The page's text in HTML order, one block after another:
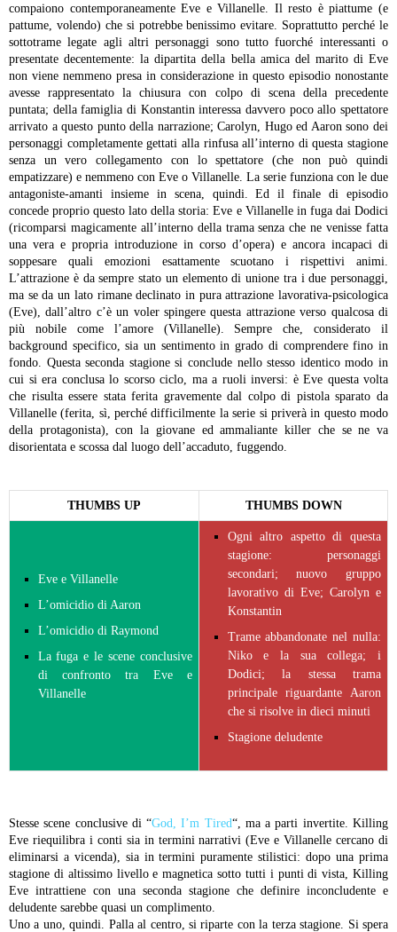
compaiono contemporaneamente Eve e Villanelle. Il resto è piattume (e
pattume, volendo) che si potrebbe benissimo evitare. Soprattutto perché le
sottotrame legate agli altri personaggi sono tutto fuorché interessanti o
presentate decentemente: la dipartita della bella amica del marito di Eve
non viene nemmeno presa in considerazione in questo episodio nonostante
avesse rappresentato la chiusura con colpo di scena della precedente
puntata; della famiglia di Konstantin interessa davvero poco allo spettatore
arrivato a questo punto della narrazione; Carolyn, Hugo ed Aaron sono dei
personaggi completamente gettati alla rinfusa all’interno di questa stagione
senza un vero collegamento con lo spettatore (che non può quindi
empatizzare) e nemmeno con Eve o Villanelle. La serie funziona con le due
antagoniste-amanti insieme in scena, quindi. Ed il finale di episodio
concede proprio questo lato della storia: Eve e Villanelle in fuga dai Dodici
(ricomparsi magicamente all’interno della trama senza che ne venisse fatta
una vera e propria introduzione in corso d’opera) e ancora incapaci di
soppesare quali emozioni esattamente scuotano i rispettivi animi.
L’attrazione è da sempre stato un elemento di unione tra i due personaggi,
ma se da un lato rimane declinato in pura attrazione lavorativa-psicologica
(Eve), dall’altro c’è un voler spingere questa attrazione verso qualcosa di
più nobile come l’amore (Villanelle). Sempre che, considerato il
background specifico, sia un sentimento in grado di comprendere fino in
fondo.
Questa seconda stagione si conclude nello stesso identico modo in
cui si era conclusa lo scorso ciclo, ma a ruoli inversi: è Eve questa volta
che risulta essere stata ferita gravemente dal colpo di pistola sparato da
Villanelle (ferita, sì, perché difficilmente la serie si priverà in questo modo
della protagonista), con la giovane ed ammaliante killer che se ne va
disorientata e scossa dal luogo dell’accaduto, fuggendo.
THUMBS UP THUMBS DOWN
Eve e Villanelle
L’omicidio di Aaron
L’omicidio di Raymond
La fuga e le scene conclusive
di confronto tra Eve e
Villanelle
Ogni altro aspetto di questa
stagione: personaggi
secondari; nuovo gruppo
lavorativo di Eve; Carolyn e
Konstantin
Trame abbandonate nel nulla:
Niko e la sua collega; i
Dodici; la stessa trama
principale riguardante Aaron
che si risolve in dieci minuti
Stagione deludente
Stesse scene conclusive di “God, I’m Tired“, ma a parti invertite. Killing
Eve riequilibra i conti sia in termini narrativi (Eve e Villanelle cercano di
eliminarsi a vicenda), sia in termini puramente stilistici: dopo una prima
stagione di altissimo livello e magnetica sotto tutti i punti di vista, Killing
Eve intrattiene con una seconda stagione che definire inconcludente e
deludente sarebbe quasi un complimento.
Uno a uno, quindi. Palla al centro, si riparte con la terza stagione. Si spera